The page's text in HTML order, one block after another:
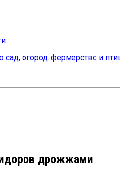
и птицеводство
дрожжами